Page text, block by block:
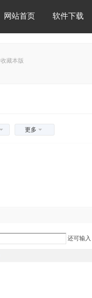
网站首页 软件下载
收藏本版
更多
还可输入